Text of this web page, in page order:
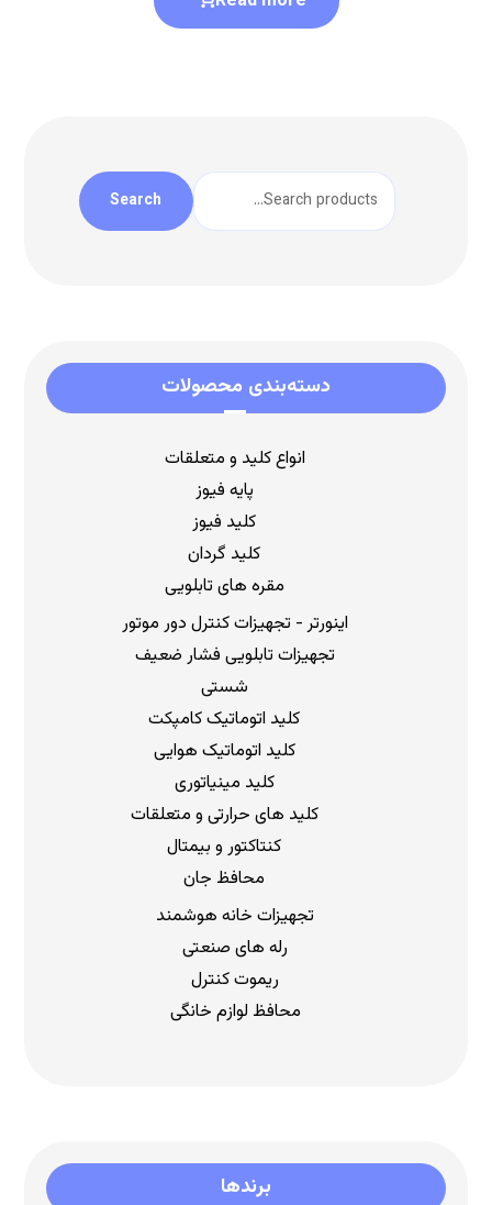
Search
دسته‌بندی محصولات
انواع کلید و متعلقات
پایه فیوز
کلید فیوز
کلید گردان
مقره های تابلویی
اینورتر - تجهیزات کنترل دور موتور
تجهیزات تابلویی فشار ضعیف
شستی
کلید اتوماتیک کامپکت
کلید اتوماتیک هوایی
کلید مینیاتوری
کلید های حرارتی و متعلقات
کنتاکتور و بیمتال
محافظ جان
تجهیزات خانه هوشمند
رله های صنعتی
ریموت کنترل
محافظ لوازم خانگی
برندها